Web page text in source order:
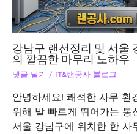
강남구 랜선정리 및 서울
의 깔끔한 마무리 노하우
댓글 달기 / IT&랜공사 블로그
안녕하세요! 쾌적한 사무 환
위해 발 빠르게 뛰어가는 통
서울 강남구에 위치한 한 사